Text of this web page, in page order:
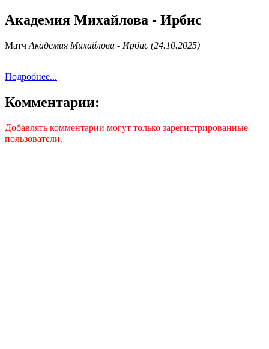
Академия Михайлова - Ирбис
Матч Академия Михайлова - Ирбис (24.10.2025)
Подробнее...
Комментарии:
Добавлять комментарии могут только зарегистрированные
пользователи.